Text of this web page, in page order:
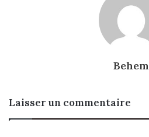
Behem
Laisser un commentaire